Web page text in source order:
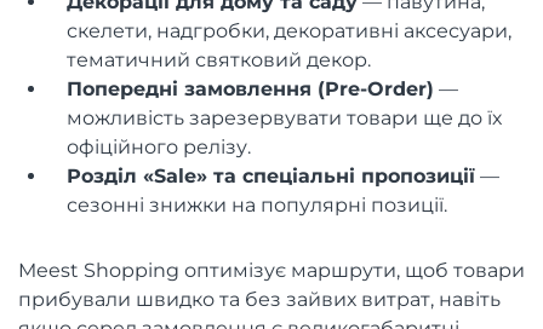
скелети, надгробки, декоративні аксесуари,
тематичний святковий декор.
Попередні замовлення (Pre-Order) —
можливість зарезервувати товари ще до їх
офіційного релізу.
Розділ «Sale» та спеціальні пропозиції —
сезонні знижки на популярні позиції.
Meest Shopping оптимізує маршрути, щоб товари
прибували швидко та без зайвих витрат, навіть